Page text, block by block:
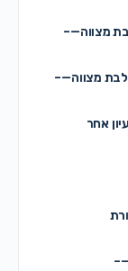
מצווה—–
מצווה—–
אחר